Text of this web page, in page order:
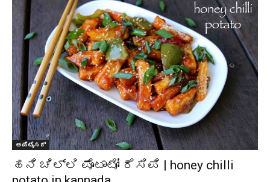
ಅಪೆಟೈಸರ್
ಹನಿ ಚಿಲ್ಲಿ ಪೊಟಾಟೋ ರೆಸಿಪಿ | honey chilli